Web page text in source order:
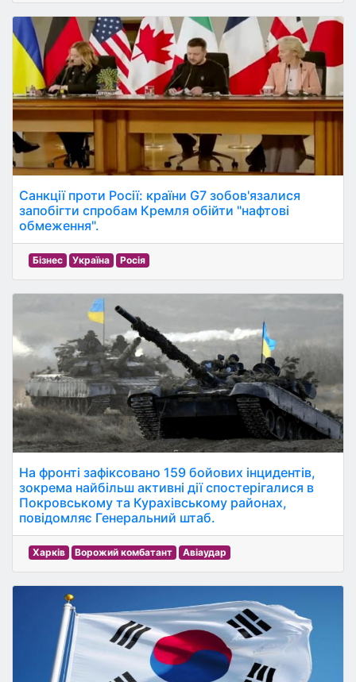
Санкції проти Росії: країни G7 зобов'язалися
запобігти спробам Кремля обійти "нафтові
обмеження".
Бізнес Україна Росія
На фронті зафіксовано 159 бойових інцидентів,
зокрема найбільш активні дії спостерігалися в
Покровському та Курахівському районах,
повідомляє Генеральний штаб.
Харків Ворожий комбатант Авіаудар